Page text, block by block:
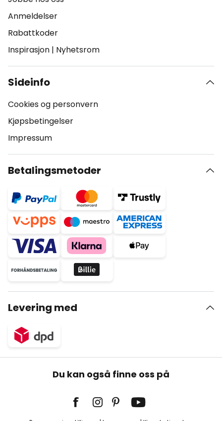
Anmeldelser
Rabattkoder
Inspirasjon | Nyhetsrom
Sideinfo
Cookies og personvern
Kjøpsbetingelser
Impressum
Betalingsmetoder
Levering med
Du kan også finne oss på